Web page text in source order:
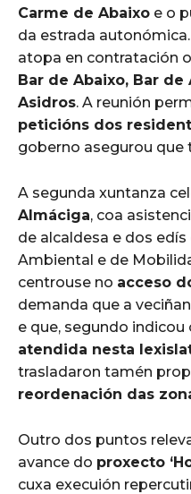
Carme de Abaixo e o
da estrada
atopa en contratación
Bar de Abaixo, Bar
Asidros. A reunión
peticións dos
goberno asegurou que
A segunda xuntanza
Almáciga, coa
de alcaldesa e dos
Ambiental e de
centrouse no acceso
demanda que a
e que, segundo indicou
atendida nesta
trasladaron tamén
reordenación das
Outro dos puntos
avance do proxecto
cuxa execuión